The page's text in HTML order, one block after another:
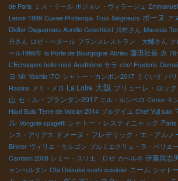
de Paris ミス・テール ボジョレ・ヴィラージュ
Lenoir 1989 Cuvee Printemps Trois Seigneurs ボーヌ ア
Didier Dagueneau Aurélie Geschickt 川村さん Mauvais
丹さん ロゼ・ぺタール フランスレストラン 大輔さん
ール1996年 la Porte de Bourgogne Abrieu 藤田社長 赤 76
L'Echappee belle rosé Anathème サラ chef Frederic
ヨ Mr. Yoshio ITO シャトー・カンボン2017 うぐいす パ
Raisins メリ・メロ La Loire 大阪 プリューレ・ロック
山 セ・ル・プランタン2017 エル・ルンベロ Corse キ
Haut Buis Terre de Volcan 2014 ブルグイユ Chef Yuji san
ル Vongole spagetti シャトー・レスティニャック
ンス・アリアス
ドメーヌ・フレデリック・エ・アルノ
Binner ヴィリエ・モルゴン プルミエクリュ・ラ・ペリエ
Cambon 2008 レミー・スリエ ロゼ カベルネ 伊藤與志
ャンべルタン Ota Daisuke sushi cuisinier ニーム シャト